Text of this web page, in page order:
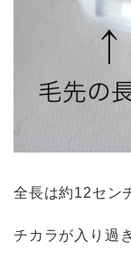
全長は約12セン
チカラが入り過